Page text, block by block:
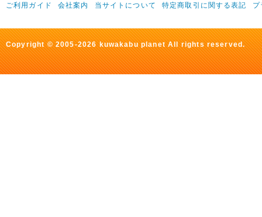
ご利用ガイド 会社案内 当サイトについて 特定商取引に関する表記 プ
Copyright © 2005-2026 kuwakabu planet All rights reserved.